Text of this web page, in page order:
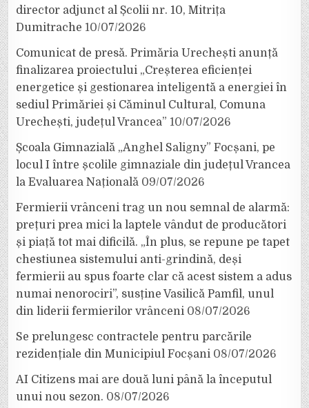
director adjunct al Școlii nr. 10, Mitrița
Dumitrache 10/07/2026
Comunicat de presă. Primăria Urechești anunță
finalizarea proiectului „Creșterea eficienței
energetice și gestionarea inteligentă a energiei în
sediul Primăriei și Căminul Cultural, Comuna
Urechești, județul Vrancea” 10/07/2026
Școala Gimnazială „Anghel Saligny” Focșani, pe
locul I între școlile gimnaziale din județul Vrancea
la Evaluarea Națională 09/07/2026
Fermierii vrânceni trag un nou semnal de alarmă:
prețuri prea mici la laptele vândut de producători
și piață tot mai dificilă. „În plus, se repune pe tapet
chestiunea sistemului anti-grindină, deși
fermierii au spus foarte clar că acest sistem a adus
numai nenorociri”, susține Vasilică Pamfil, unul
din liderii fermierilor vrânceni 08/07/2026
Se prelungesc contractele pentru parcările
rezidențiale din Municipiul Focșani 08/07/2026
AI Citizens mai are două luni până la începutul
unui nou sezon. 08/07/2026